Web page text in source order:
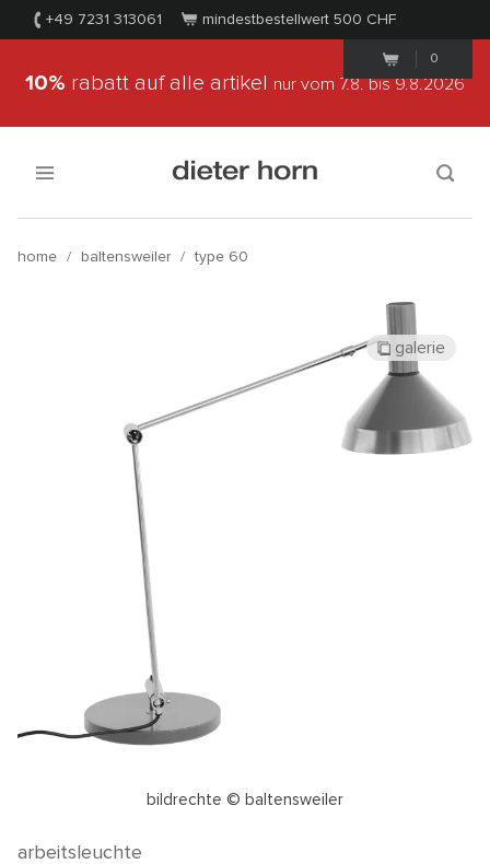
+49 7231 313061 mindestbestellwert 500 CHF
0
10% rabatt auf alle artikel nur vom 7.8.bis 9.8.2026
home / baltensweiler / type 60
bildrechte © baltensweiler
galerie
arbeitsleuchte